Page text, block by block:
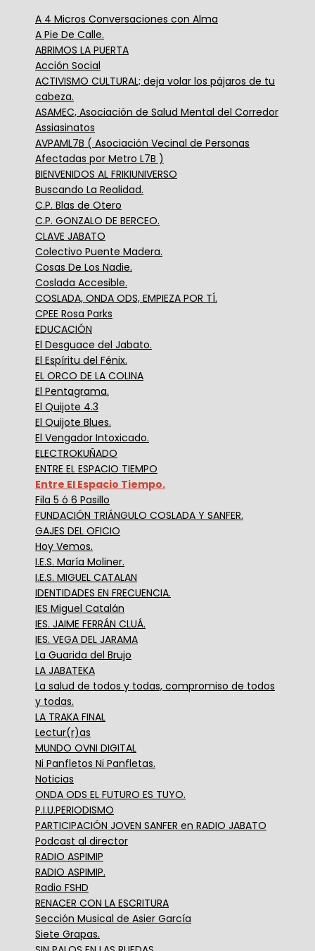
A 4 Micros Conversaciones con Alma
A Pie De Calle.
ABRIMOS LA PUERTA
Acción Social
ACTIVISMO CULTURAL; deja volar los pájaros de tu
cabeza.
ASAMEC, Asociación de Salud Mental del Corredor
Assiasinatos
AVPAML7B ( Asociación Vecinal de Personas
Afectadas por Metro L7B )
BIENVENIDOS AL FRIKIUNIVERSO
Buscando La Realidad.
C.P. Blas de Otero
C.P. GONZALO DE BERCEO.
CLAVE JABATO
Colectivo Puente Madera.
Cosas De Los Nadie.
Coslada Accesible.
COSLADA, ONDA ODS, EMPIEZA POR TÍ.
CPEE Rosa Parks
EDUCACIÓN
El Desguace del Jabato.
El Espíritu del Fénix.
EL ORCO DE LA COLINA
El Pentagrama.
El Quijote 4.3
El Quijote Blues.
El Vengador Intoxicado.
ELECTROKUÑADO
ENTRE EL ESPACIO TIEMPO
Entre El Espacio Tiempo.
Fila 5 ó 6 Pasillo
FUNDACIÓN TRIÁNGULO COSLADA Y SANFER.
GAJES DEL OFICIO
Hoy Vemos.
I.E.S. María Moliner.
I.E.S. MIGUEL CATALAN
IDENTIDADES EN FRECUENCIA.
IES Miguel Catalán
IES. JAIME FERRÁN CLUÁ.
IES. VEGA DEL JARAMA
La Guarida del Brujo
LA JABATEKA
La salud de todos y todas, compromiso de todos
y todas.
LA TRAKA FINAL
Lectur(r)as
MUNDO OVNI DIGITAL
Ni Panfletos Ni Panfletas.
Noticias
ONDA ODS EL FUTURO ES TUYO.
P.I.U.PERIODISMO
PARTICIPACIÓN JOVEN SANFER en RADIO JABATO
Podcast al director
RADIO ASPIMIP
RADIO ASPIMIP.
Radio FSHD
RENACER CON LA ESCRITURA
Sección Musical de Asier García
Siete Grapas.